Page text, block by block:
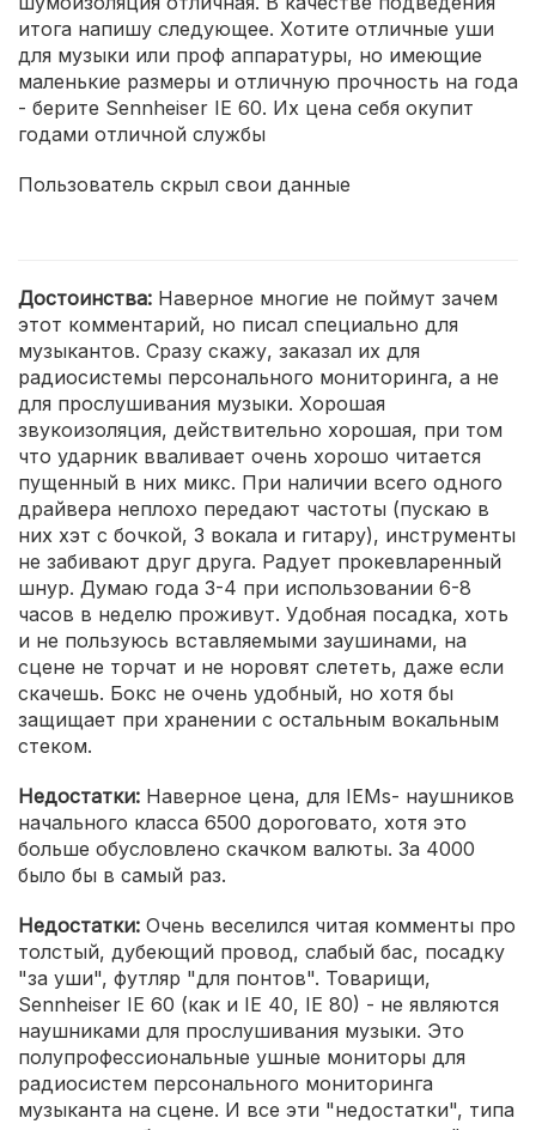
итога напишу следующее. Хотите отличные уши
для музыки или проф аппаратуры, но имеющие
маленькие размеры и отличную прочность на года
- берите Sennheiser IE 60. Их цена себя окупит
годами отличной службы
Пользователь скрыл свои данные
Достоинства: Наверное многие не поймут зачем
этот комментарий, но писал специально для
музыкантов. Сразу скажу, заказал их для
радиосистемы персонального мониторинга, а не
для прослушивания музыки. Хорошая
звукоизоляция, действительно хорошая, при том
что ударник вваливает очень хорошо читается
пущенный в них микс. При наличии всего одного
драйвера неплохо передают частоты (пускаю в
них хэт с бочкой, 3 вокала и гитару), инструменты
не забивают друг друга. Радует прокевларенный
шнур. Думаю года 3-4 при использовании 6-8
часов в неделю проживут. Удобная посадка, хоть
и не пользуюсь вставляемыми заушинами, на
сцене не торчат и не норовят слететь, даже если
скачешь. Бокс не очень удобный, но хотя бы
защищает при хранении с остальным вокальным
стеком.
Недостатки: Наверное цена, для IEMs- наушников
начального класса 6500 дороговато, хотя это
больше обусловлено скачком валюты. За 4000
было бы в самый раз.
Недостатки: Очень веселился читая комменты про
толстый, дубеющий провод, слабый бас, посадку
"за уши", футляр "для понтов". Товарищи,
Sennheiser IE 60 (как и IE 40, IE 80) - не являются
наушниками для прослушивания музыки. Это
полупрофессиональные ушные мониторы для
радиосистем персонального мониторинга
музыканта на сцене. И все эти "недостатки", типа